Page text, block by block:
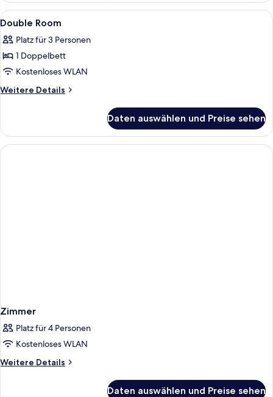
Alle
Fotos
für
Double
Room
anzeigen
Ein Hotelzimmer mit zwei Betten,
10
Double Room
Platz für 3 Personen
1 Doppelbett
Kostenloses WLAN
Weitere Details
Weitere
Room
Daten auswählen und Preise sehen
Zimmer
Platz für 4 Personen
Kostenloses WLAN
Weitere Details
Weitere
Daten auswählen und Preise sehen